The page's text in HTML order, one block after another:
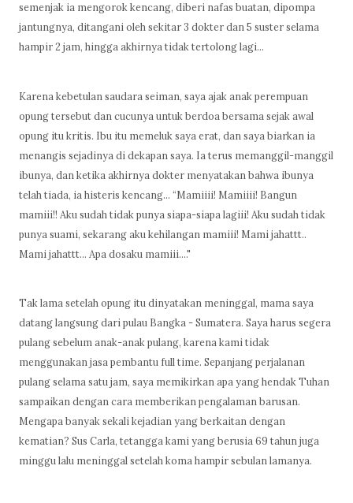
semenjak ia mengorok kencang, diberi nafas buatan, dipompa
jantungnya, ditangani oleh sekitar 3 dokter dan 5 suster selama
hampir 2 jam, hingga akhirnya tidak tertolong lagi…
Karena kebetulan saudara seiman, saya ajak anak perempuan
opung tersebut dan cucunya untuk berdoa bersama sejak awal
opung itu kritis. Ibu itu memeluk saya erat, dan saya biarkan ia
menangis sejadinya di dekapan saya. Ia terus memanggil-manggil
ibunya, dan ketika akhirnya dokter menyatakan bahwa ibunya
telah tiada, ia histeris kencang… “Mamiiii! Mamiiii! Bangun
mamiii!! Aku sudah tidak punya siapa-siapa lagiii! Aku sudah tidak
punya suami, sekarang aku kehilangan mamiii! Mami jahattt..
Mami jahattt… Apa dosaku mamiii…."
Tak lama setelah opung itu dinyatakan meninggal, mama saya
datang langsung dari pulau Bangka - Sumatera. Saya harus segera
pulang sebelum anak-anak pulang, karena kami tidak
menggunakan jasa pembantu full time. Sepanjang perjalanan
pulang selama satu jam, saya memikirkan apa yang hendak Tuhan
sampaikan dengan cara memberikan pengalaman barusan.
Mengapa banyak sekali kejadian yang berkaitan dengan
kematian? Sus Carla, tetangga kami yang berusia 69 tahun juga
minggu lalu meninggal setelah koma hampir sebulan lamanya.